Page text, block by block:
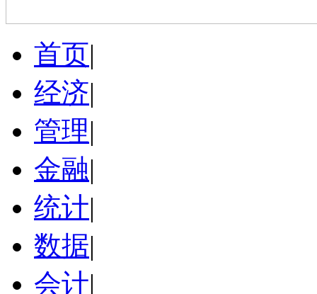
首页|
经济|
管理|
金融|
统计|
数据|
会计|